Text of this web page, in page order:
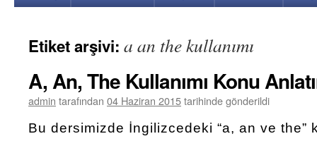
Etiket arşivi: a an the kullanımı
A, An, The Kullanımı Konu
admin tarafından 04 Haziran 2015tarihinde gönderildi
Bu dersimizde İngilizcedeki “a, an ve the”